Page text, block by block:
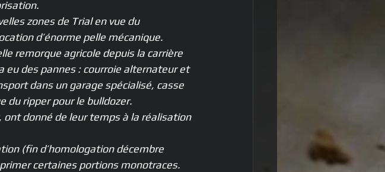
zones de Trial en vue du
d’énorme pelle mécanique.
remorque agricole depuis la carrière
eu des pannes : courroie alternateur et
dans un garage spécialisé, casse
du ripper pour le bulldozer.
ont donné de leur temps à la réalisation
(fin d’homologation décembre
certaines portions monotraces.